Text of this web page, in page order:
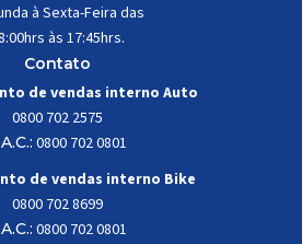
à Sexta-Feira das
às 17:45hrs.
Contato
de vendas interno Auto
0800 702 2575
0800 702 0801
de vendas interno Bike
0800 702 8699
0800 702 0801